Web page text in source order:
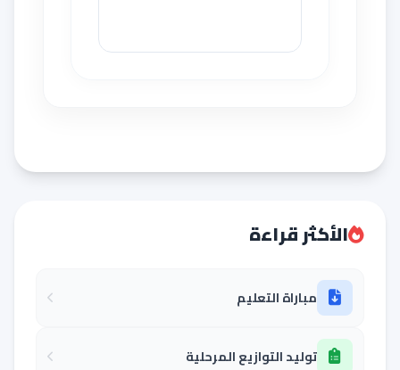
الأكثر قراءة
مباراة التعليم
توليد التوازيع المرحلية